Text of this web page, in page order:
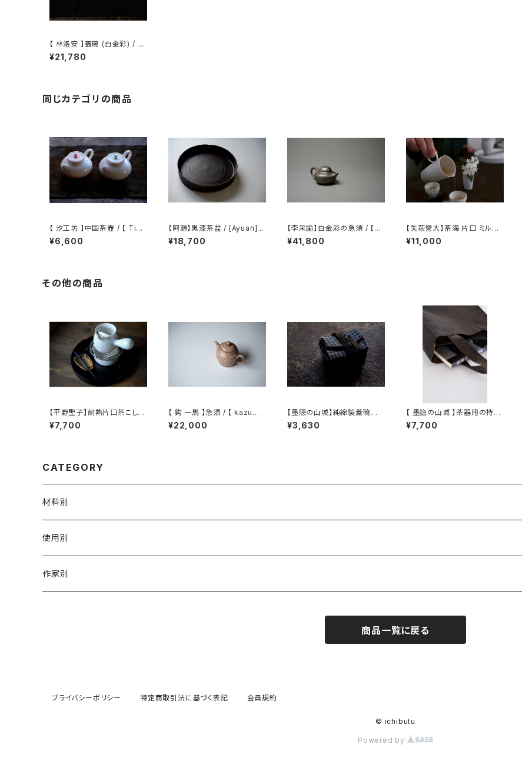
【 林洛安 】蓋碗 (白金彩) / 【
Lin Loann 】Gaiwan
¥21,780
同じカテゴリの商品
【 汐工坊 】中国茶壺 / 【 Tida
l Atelier 】Chinese teapot
¥6,600
【阿源】黒漆茶盆 / [Ayuan] B
lack Lacquer Tea Tray
¥18,700
【李采諭】白金彩の急須 / 【Li
Caiyu】Platinum Decorati
on teapot
¥41,800
【矢萩誉大】茶海 片口 ミルク
ピッチャー / 【Takahiro Yah
agi】Fair cup Katakuchi M
¥11,000
その他の商品
【平野聖子】耐熱片口茶こしポ
ット / 【Masako Hirano】He
at-resistant spout tea str
¥7,700
【 鈎 一馬 】急須 / 【 kazuma
magari 】teapot
¥22,000
【墨隠の山城】純綿製蓋碗袋
内【 【 墨隐の山城 】香雲紗 植
物染仕覆 めカップ袋 【 Ink &
¥3,630
【 墨隐の山城 】茶器用の持ち
手袋(香雲紗)
¥7,700
CATEGORY
材料別
陶磁器
ガラス
使用別
茶壺 急须 土瓶
作家別
商品一覧に戻る
プライバシーポリシー 特定商取引法に基づく表記 会員規約
© ichibutu
Powered by